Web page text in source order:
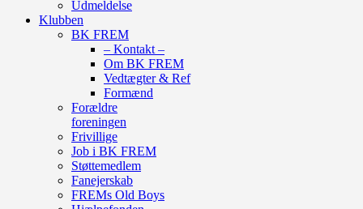
Udmeldelse
Klubben
BK FREM
– Kontakt –
Om BK FREM
Vedtægter & Ref
Formænd
Forældre
foreningen
Frivillige
Job i BK FREM
Støttemedlem
Fanejerskab
FREMs Old Boys